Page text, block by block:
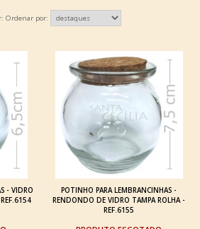
Ordenar por:
- VIDRO
POTINHO PARA LEMBRANCINHAS -
RENDONDO DE VIDRO TAMPA ROLHA -
REF.6155